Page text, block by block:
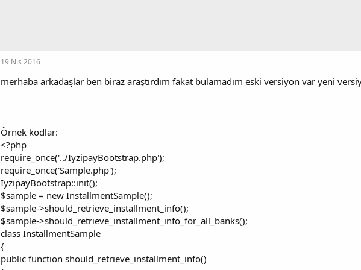
19 Nis 2016
merhaba arkadaşlar ben biraz araştırdım fakat bulamadım eski versiyon var yeni
Örnek kodlar:
<?php
require_once('../IyzipayBootstrap.php');
require_once('Sample.php');
IyzipayBootstrap::init();
$sample = new InstallmentSample();
$sample->should_retrieve_installment_info();
$sample->should_retrieve_installment_info_for_all_banks();
class InstallmentSample
{
public function should_retrieve_installment_info()